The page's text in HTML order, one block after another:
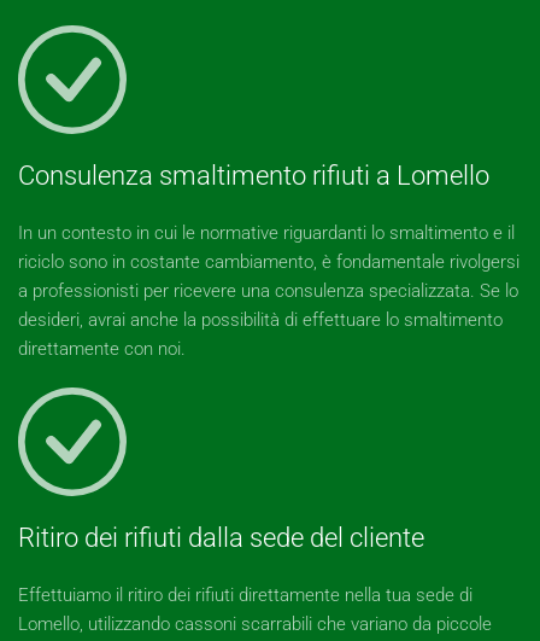
Consulenza smaltimento rifiuti a Lomello
In un contesto in cui le normative riguardanti lo smaltimento e il
riciclo sono in costante cambiamento, è fondamentale rivolgersi
a professionisti per ricevere una consulenza specializzata. Se lo
desideri, avrai anche la possibilità di effettuare lo smaltimento
direttamente con noi.
Ritiro dei rifiuti dalla sede del cliente
Effettuiamo il ritiro dei rifiuti direttamente nella tua sede di
Lomello, utilizzando cassoni scarrabili che variano da piccole